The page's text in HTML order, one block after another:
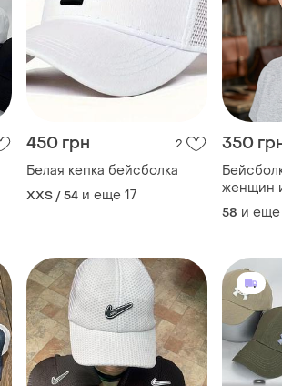
450 грн 2
Белая кепка бейсболка
XXS / 54 и еще 17
350
женщин
сеткой
58 и еще